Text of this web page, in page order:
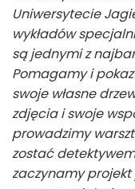
Uniwersytecie
wykładów
są jednymi z
Pomagamy i
swoje własne
zdjęcia i swoje
prowadzimy
zostać
zaczynamy